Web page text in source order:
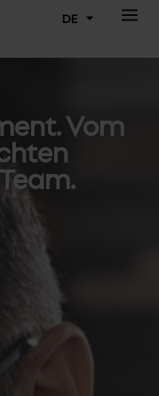
DE
Vom